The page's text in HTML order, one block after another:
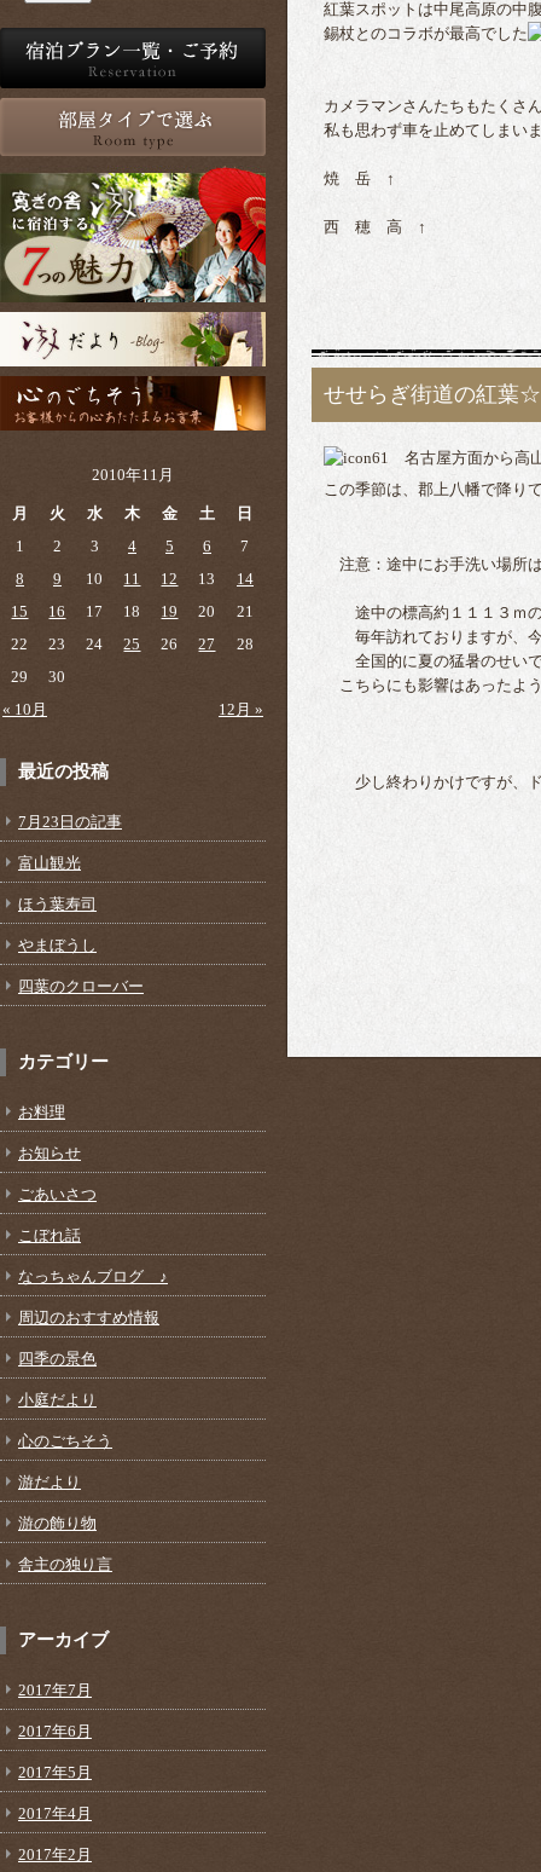
2010年11月
月 火 水 木 金 土 日
« 10月 12月 »
1 2 3 4 5 6
7
8
9 10 11 12 13
14
15
16 17 18 19 20
21
22
23 24 25 26 27
28
29
30
最近の投稿
7月23日の記事
富山観光
ほう葉寿司
やまぼうし
四葉のクローバー
カテゴリー
お料理
お知らせ
ごあいさつ
こぼれ話
なっちゃんブログ ♪
周辺のおすすめ情報
四季の景色
小庭だより
心のごちそう
游だより
游の飾り物
舎主の独り言
アーカイブ
2017年7月
2017年6月
2017年5月
2017年4月
2017年2月
紅葉スポットは中尾高原の中
錫杖とのコラボが最高でした
カメラマンさんたちもたくさ
私も思わず車を止めてしまい
焼 岳 ↑
西 穂 高 ↑
せせらぎ街道の紅葉☆
名古屋方面から高
この季節は、郡上八幡で降
注意：途中にお手洗い場所
途中の標高約１１１３ｍの
毎年訪れておりますが、今
全国的に夏の猛暑のせいで
こちらにも影響はあったよ
少し終わりかけですが、ド